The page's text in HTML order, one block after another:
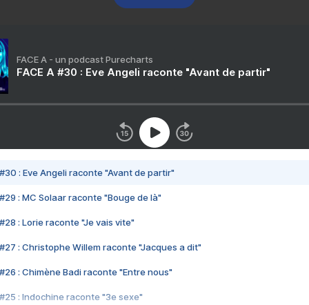
FACE A - un podcast Purecharts
FACE A #30 : Eve Angeli raconte "Avant de partir"
#30 : Eve Angeli raconte "Avant de partir"
#29 : MC Solaar raconte "Bouge de là"
#28 : Lorie raconte "Je vais vite"
#27 : Christophe Willem raconte "Jacques a dit"
#26 : Chimène Badi raconte "Entre nous"
#25 : Indochine raconte "3e sexe"